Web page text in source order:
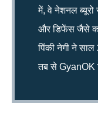
में, वे नेशनल
और डिफेंस जैसे कई
पिंकी नेगी ने
तब से GyanOK